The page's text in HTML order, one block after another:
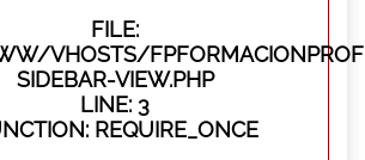
FILE:
VHOSTS/
SIDEBAR-VIEW.PHP
LINE: 3
REQUIRE_ONCE